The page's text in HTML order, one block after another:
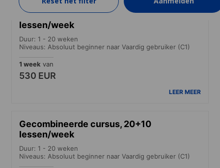
Gecombineerde cursus, 20+5
lessen/week
Duur: 1 - 20 weken
Niveaus: Absoluut beginner naar Vaardig gebruiker (C1)
1 week van
530 EUR
LEER MEER
Gecombineerde cursus, 20+10
lessen/week
Duur: 1 - 20 weken
Niveaus: Absoluut beginner naar Vaardig gebruiker (C1)